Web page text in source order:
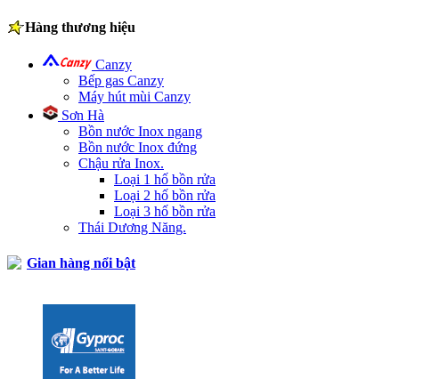
Hàng thương hiệu
Canzy
Bếp gas Canzy
Máy hút mùi Canzy
Sơn Hà
Bồn nước Inox ngang
Bồn nước Inox đứng
Chậu rửa Inox.
Loại 1 hố bồn rửa
Loại 2 hố bồn rửa
Loại 3 hố bồn rửa
Thái Dương Năng.
Gian hàng nổi bật